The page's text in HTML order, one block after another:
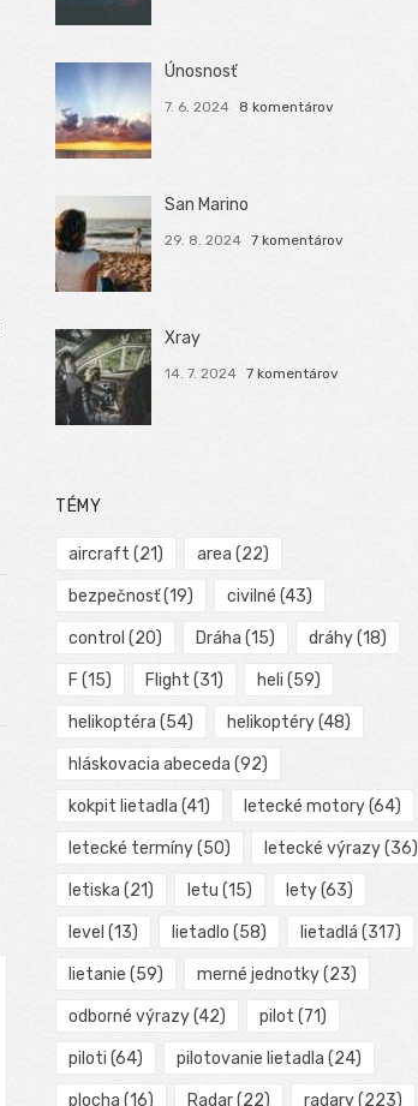
Únosnosť
7. 6. 2024 8 komentárov
San Marino
29. 8. 2024 7 komentárov
Xray
14. 7. 2024 7 komentárov
TÉMY
aircraft (21) area (22)
bezpečnosť(19) civilné (43)
control (20) Dráha (15) dráhy(18)
F (15) Flight (31) heli (59)
helikoptéra (54) helikoptéry(48)
hláskovacia abeceda (92)
kokpit lietadla (41) letecké motory(64)
letecké termíny(50) letecké výrazy(36)
letiska (21) letu (15) lety(63)
level (13) lietadlo (58) lietadlá (317)
lietanie (59) merné jednotky(23)
odborné výrazy(42) pilot (71)
piloti (64) pilotovanie lietadla (24)
plocha (16) Radar(22) radary(223)